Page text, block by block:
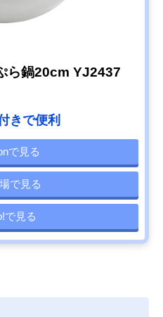
ら鍋20cm YJ2437
きで便利
で見る
で見る
で見る